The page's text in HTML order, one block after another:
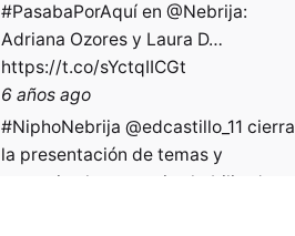
#PasabaPorAquí en @Nebrija:
Adriana Ozores y Laura D…
https://t.co/sYctqIICGt
6 años ago
#NiphoNebrija @edcastillo_11 cierra
la presentación de temas y
comunica los espacios habilitados: